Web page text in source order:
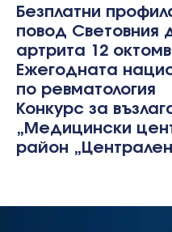
Безплатни
повод Световния
артрита 12
Ежегодната
по ревматология
Конкурс за
„Медицински
район